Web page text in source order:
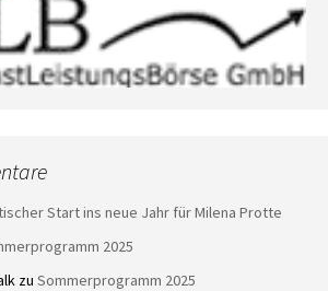
Start ins neue Jahr für Milena Protte
2025
zu Sommerprogramm 2025